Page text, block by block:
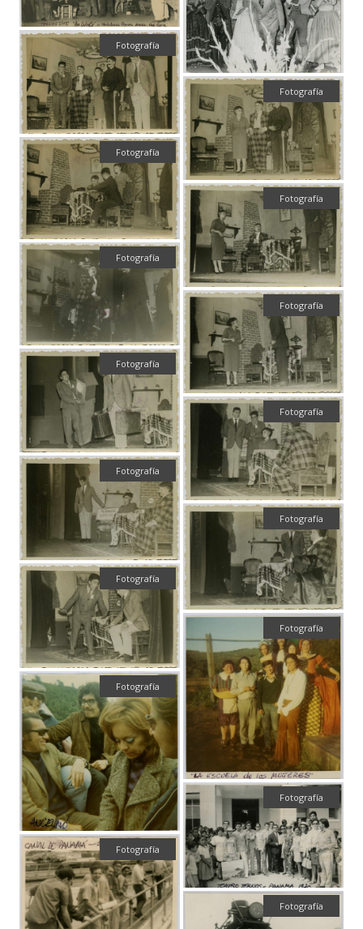
Fotografía
Fotografía
Fotografía
Fotografía
Fotografía
Fotografía
Fotografía
Fotografía
Fotografía
Fotografía
Fotografía
Fotografía
Fotografía
Fotografía
Fotografía
Fotografía